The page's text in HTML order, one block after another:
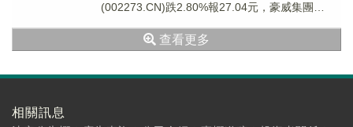
(002273.CN)跌2.80%報27.04元，豪威集團
查看更多
相關訊息